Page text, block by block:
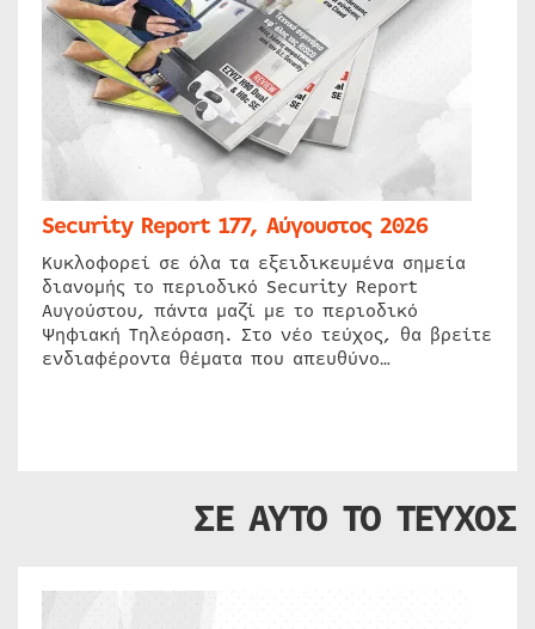
Security Report 177, Αύγουστος 2026
Κυκλοφορεί σε όλα τα εξειδικευμένα σημεία
διανομής το περιοδικό Security Report
Αυγούστου, πάντα μαζί με το περιοδικό
Ψηφιακή Τηλεόραση. Στο νέο τεύχος, θα βρείτε
ενδιαφέροντα θέματα που απευθύνο…
ΣΕ ΑΥΤΟ ΤΟ ΤΕΥΧΟΣ